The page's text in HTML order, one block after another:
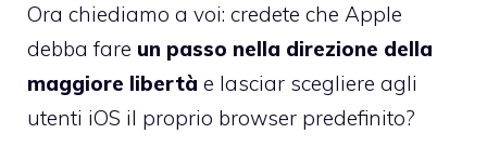
Ora chiediamo a voi: credete che Apple
debba fare un passo nella direzione della
maggiore libertà e lasciar scegliere agli
utenti iOS il proprio browser predefinito?